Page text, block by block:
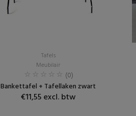
Tafels
Meubilair
(0)
Bankettafel + Tafellaken zwart
€11,55 excl. btw